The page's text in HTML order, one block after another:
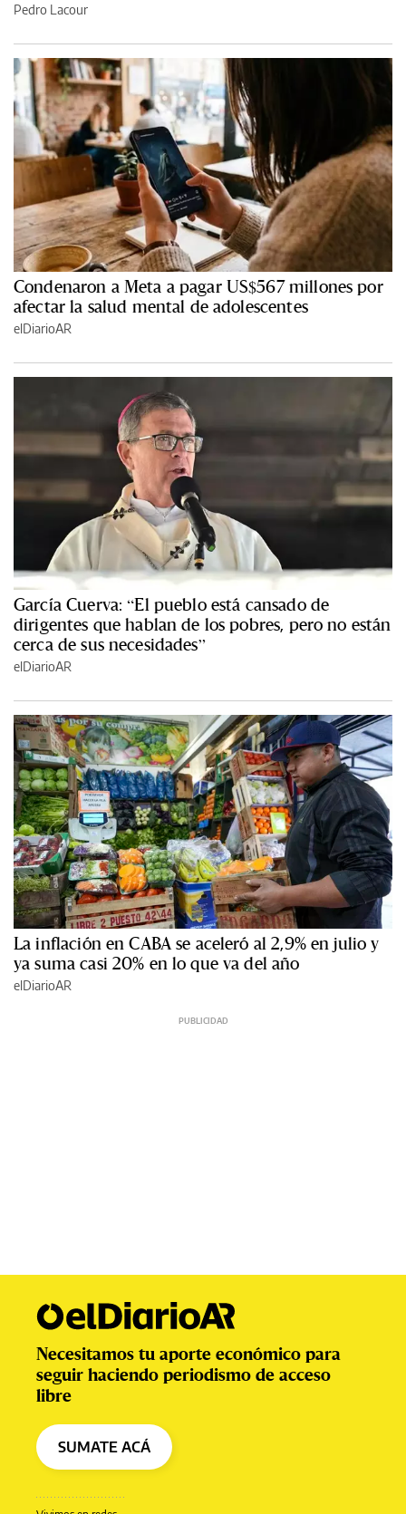
Pedro Lacour
Condenaron a Meta a pagar US$567 millones por
afectar la salud mental de adolescentes
elDiarioAR
García Cuerva: “El pueblo está cansado de
dirigentes que hablan de los pobres, pero no están
cerca de sus necesidades”
elDiarioAR
La inflación en CABA se aceleró al 2,9% en julio y
ya suma casi 20% en lo que va del año
elDiarioAR
Necesitamos tu aporte económico para
seguir haciendo periodismo de acceso
libre
SUMATE ACÁ